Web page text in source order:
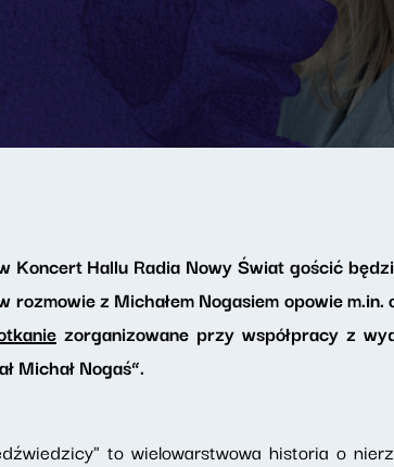
Koncert Hallu Radia Nowy Świat gościć
rozmowie z Michałem Nogasiem opowie
zorganizowane przy współpracy z
Michał Nogaś”.
to wielowarstwowa historia o